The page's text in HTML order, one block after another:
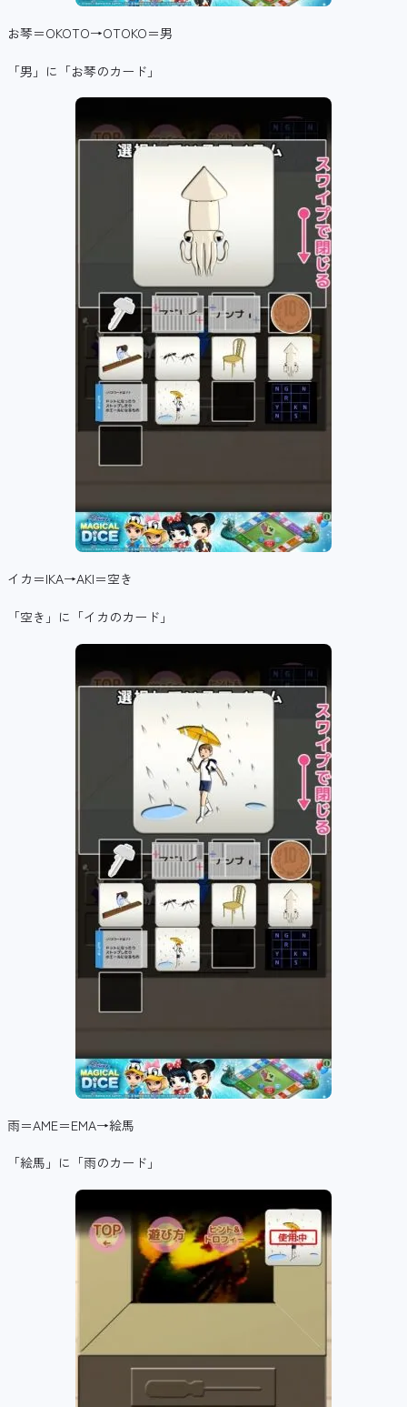
お琴＝OKOTO→OTOKO＝男
「男」に「お琴のカード」
イカ＝IKA→AKI＝空き
「空き」に「イカのカード」
雨＝AME＝EMA→絵馬
「絵馬」に「雨のカード」